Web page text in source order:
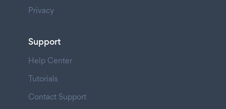
Privacy
Support
Help Center
Tutorials
Contact Support